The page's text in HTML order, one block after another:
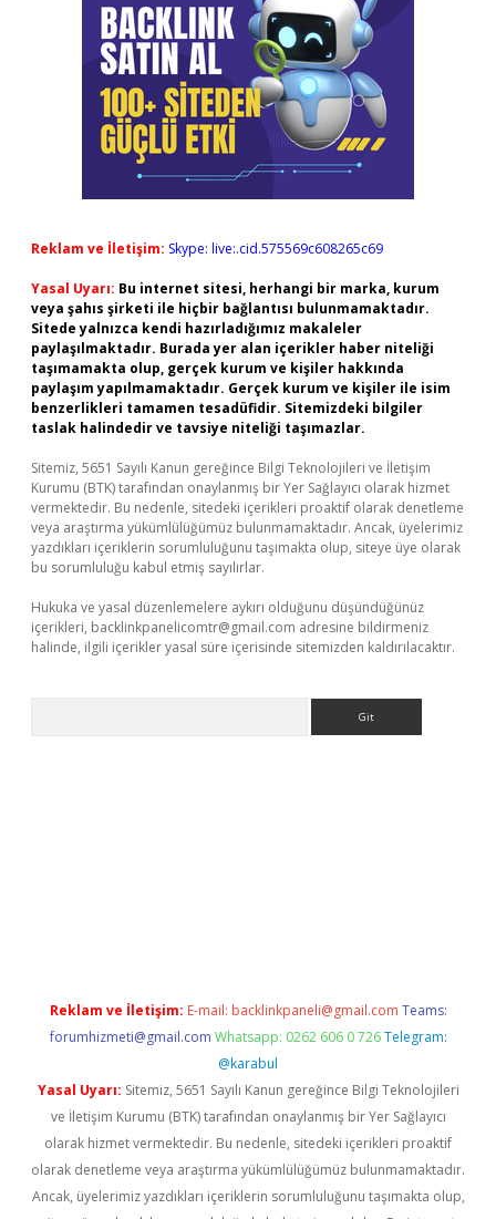
Reklam ve İletişim: Skype: live:.cid.575569c608265c69
Yasal Uyarı: Bu internet sitesi, herhangi bir marka, kurum
veya şahıs şirketi ile hiçbir bağlantısı bulunmamaktadır.
Sitede yalnızca kendi hazırladığımız makaleler
paylaşılmaktadır. Burada yer alan içerikler haber niteliği
taşımamakta olup, gerçek kurum ve kişiler hakkında
paylaşım yapılmamaktadır. Gerçek kurum ve kişiler ile isim
benzerlikleri tamamen tesadüfidir. Sitemizdeki bilgiler
taslak halindedir ve tavsiye niteliği taşımazlar.
Sitemiz, 5651 Sayılı Kanun gereğince Bilgi Teknolojileri ve İletişim
Kurumu (BTK) tarafından onaylanmış bir Yer Sağlayıcı olarak hizmet
vermektedir. Bu nedenle, sitedeki içerikleri proaktif olarak denetleme
veya araştırma yükümlülüğümüz bulunmamaktadır. Ancak, üyelerimiz
yazdıkları içeriklerin sorumluluğunu taşımakta olup, siteye üye olarak
bu sorumluluğu kabul etmiş sayılırlar.
Hukuka ve yasal düzenlemelere aykırı olduğunu düşündüğünüz
içerikleri, backlinkpanelicomtr@gmail.com adresine bildirmeniz
halinde, ilgili içerikler yasal süre içerisinde sitemizden kaldırılacaktır.
Reklam ve İletişim: E-mail: backlinkpaneli@gmail.com Teams:
forumhizmeti@gmail.com Whatsapp: 0262 606 0 726 Telegram:
@karabul
Yasal Uyarı: Sitemiz, 5651 Sayılı Kanun gereğince Bilgi Teknolojileri
ve İletişim Kurumu (BTK) tarafından onaylanmış bir Yer Sağlayıcı
olarak hizmet vermektedir. Bu nedenle, sitedeki içerikleri proaktif
olarak denetleme veya araştırma yükümlülüğümüz bulunmamaktadır.
Ancak, üyelerimiz yazdıkları içeriklerin sorumluluğunu taşımakta olup,